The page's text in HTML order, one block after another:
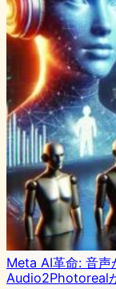
Meta AI革命: 音声
Audio2Photoreal